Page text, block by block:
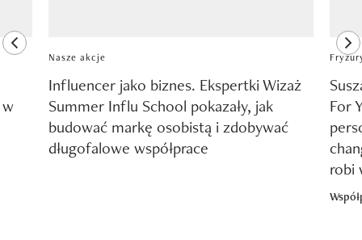
previous element
Nasze akcje
Influencer jako biznes. Ekspertki Wizaż
Summer Influ School pokazały, jak
budować markę osobistą i zdobywać
długofalowe współprace
For
robi